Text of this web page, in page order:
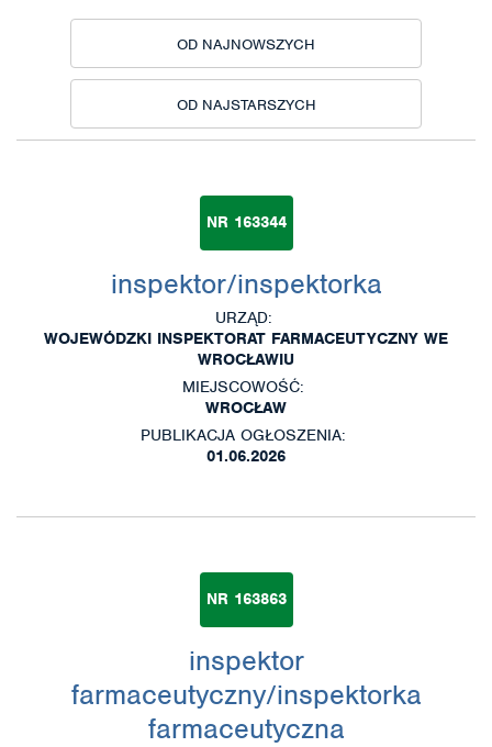
OD NAJNOWSZYCH
OD NAJSTARSZYCH
NR 163344
inspektor/inspektorka
URZĄD:
WOJEWÓDZKI INSPEKTORAT FARMACEUTYCZNY WE
WROCŁAWIU
MIEJSCOWOŚĆ:
WROCŁAW
PUBLIKACJA OGŁOSZENIA:
01.06.2026
NR 163863
inspektor
farmaceutyczny/inspektorka
farmaceutyczna